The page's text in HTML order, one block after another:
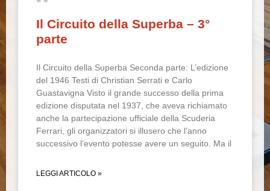
Il Circuito della Superba – 3°
parte
Il Circuito della Superba Seconda parte: L’edizione
del 1946 Testi di Christian Serrati e Carlo
Guastavigna Visto il grande successo della prima
edizione disputata nel 1937, che aveva richiamato
anche la partecipazione ufficiale della Scuderia
Ferrari, gli organizzatori si illusero che l’anno
successivo l’evento potesse avere un seguito. Ma il
LEGGI ARTICOLO »